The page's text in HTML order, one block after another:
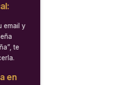
email y
te
en